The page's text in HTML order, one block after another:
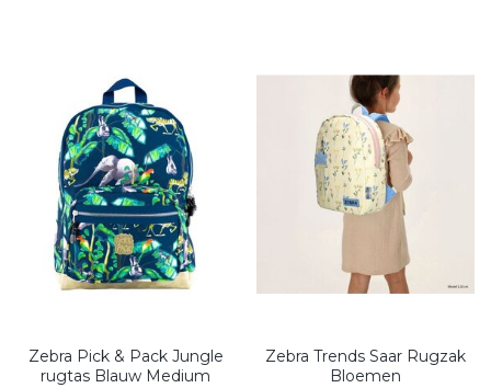
Zebra Pick & Pack Jungle
rugtas Blauw Medium
Zebra Trends Saar Rugzak
Bloemen